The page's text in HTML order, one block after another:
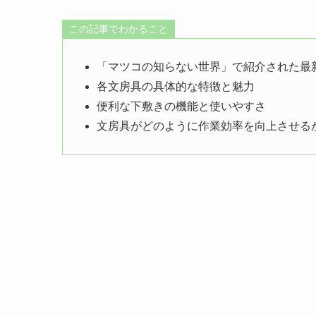
この記事でわかること
「マツコの知らない世界」で紹介された最
各文房具の具体的な特徴と魅力
便利な下敷きの機能と使いやすさ
文房具がどのように作業効率を向上させる